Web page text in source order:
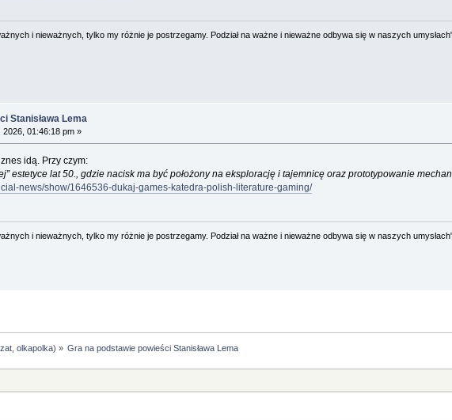
i nieważnych, tylko my różnie je postrzegamy. Podział na ważne i nieważne odbywa się w naszych
Stanisława Lema
2026, 01:46:18 pm »
idą. Przy czym:
estetyce lat 50., gdzie nacisk ma być położony na eksplorację i tajemnicę oraz prototypowanie
news/show/1646536-dukaj-games-katedra-polish-literature-gaming/
i nieważnych, tylko my różnie je postrzegamy. Podział na ważne i nieważne odbywa się w naszych
, olkapolka) » Gra na podstawie powieści Stanisława Lema